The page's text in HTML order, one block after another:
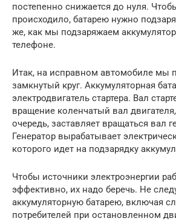
постепенно снижается до нуля.
происходило, батарею нужно
же, как мы подзаряжаем
телефоне.
Итак, на исправном автомобиле мы
замкнутый круг. Аккумуляторная
электродвигатель стартера. Вал
вращение коленчатый вал
очередь, заставляет вращаться вал
Генератор вырабатывает
которого идет на подзарядку
Чтобы источники электроэнергии
эффективно, их надо беречь. Не
аккумуляторную батарею, включая
потребителей при остановленном